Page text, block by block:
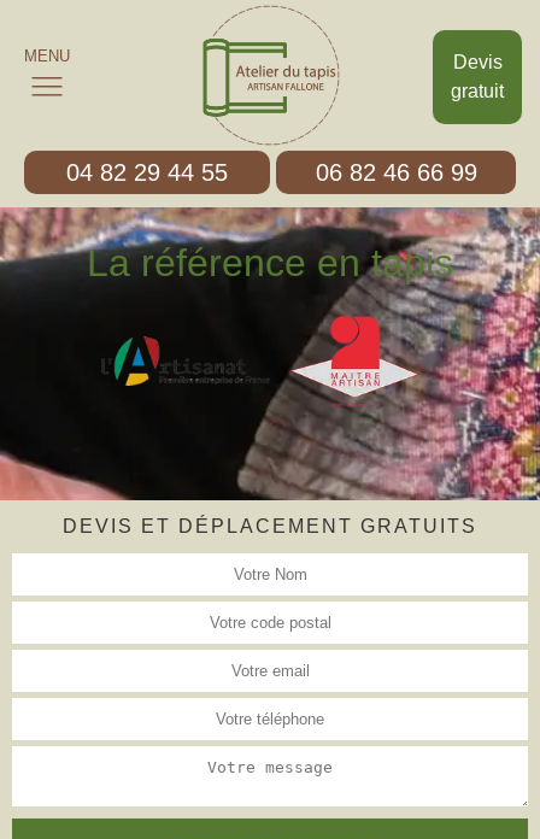
Devis
gratuit
MENU
04 82 29 44 55 06 82 46 66 99
La référence en tapis
DEVIS ET DÉPLACEMENT GRATUITS